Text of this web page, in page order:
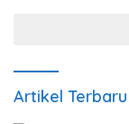
Artikel Terbaru